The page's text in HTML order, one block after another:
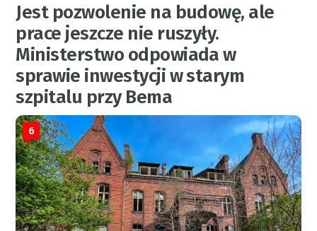
Jest pozwolenie na budowę, ale
prace jeszcze nie ruszyły.
Ministerstwo odpowiada w
sprawie inwestycji w starym
szpitalu przy Bema
6